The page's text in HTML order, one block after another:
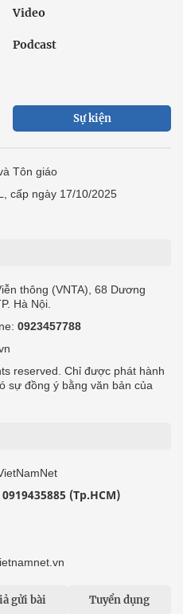
Video
Podcast
Sự kiện
Tôn giáo
cấp ngày 17/10/2025
thông (VNTA), 68 Dương
Hà Nội.
0923457788
reserved. Chỉ được phát hành
sự đồng ý bằng văn bản của
0919435885 (Tp.HCM)
gửi bài Tuyển dụng